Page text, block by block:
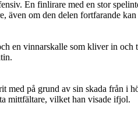
En finlirare med en stor
även om den delen fortfarande
en vinnarskalle som kliver in och
med på grund av sin skada från i
mittfältare, vilket han visade ifjol.